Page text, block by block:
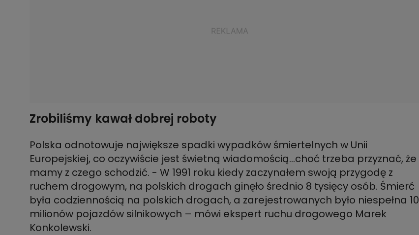
Zrobiliśmy kawał dobrej roboty
Polska odnotowuje największe spadki wypadków śmiertelnych w Unii
Europejskiej, co oczywiście jest świetną wiadomością...choć trzeba przyznać, że
mamy z czego schodzić. - W 1991 roku kiedy zaczynałem swoją przygodę z
ruchem drogowym, na polskich drogach ginęło średnio 8 tysięcy osób. Śmierć
była codziennością na polskich drogach, a zarejestrowanych było niespełna 10
milionów pojazdów silnikowych – mówi ekspert ruchu drogowego Marek
Konkolewski.